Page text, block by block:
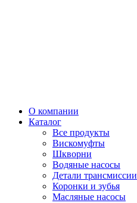
О компании
Каталог
Все продукты
Вискомуфты
Шкворни
Водяные насосы
Детали трансмиссии
Коронки и зубья
Масляные насосы